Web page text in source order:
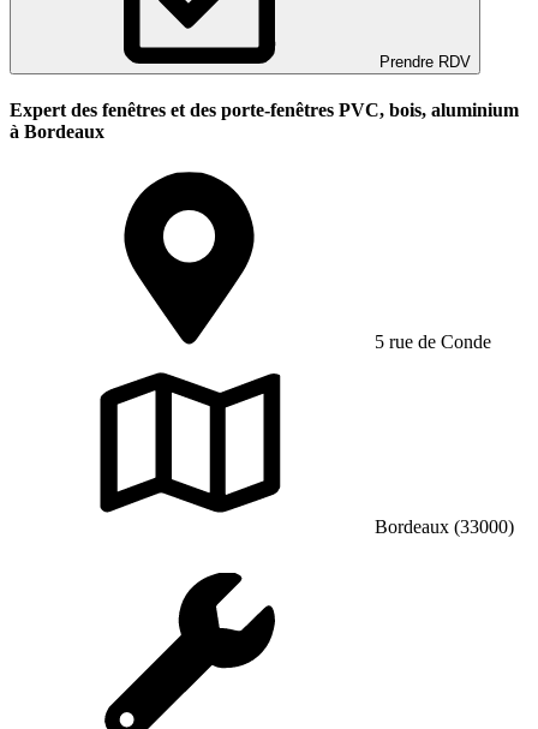
Prendre RDV
Expert des fenêtres et des porte-fenêtres PVC, bois, aluminium
à Bordeaux
5 rue de Conde
Bordeaux (33000)